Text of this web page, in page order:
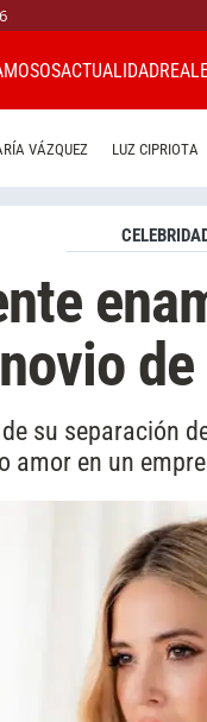
ACTUALIDAD
VÁZQUEZ LUZ CIPRIOTA
su separación
amor en un